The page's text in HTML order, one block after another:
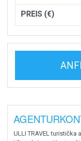
PREIS (€)
ULLI TRAVEL turistička